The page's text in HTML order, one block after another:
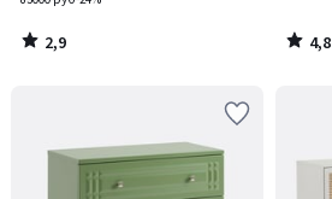
2,9
/
4,8
/